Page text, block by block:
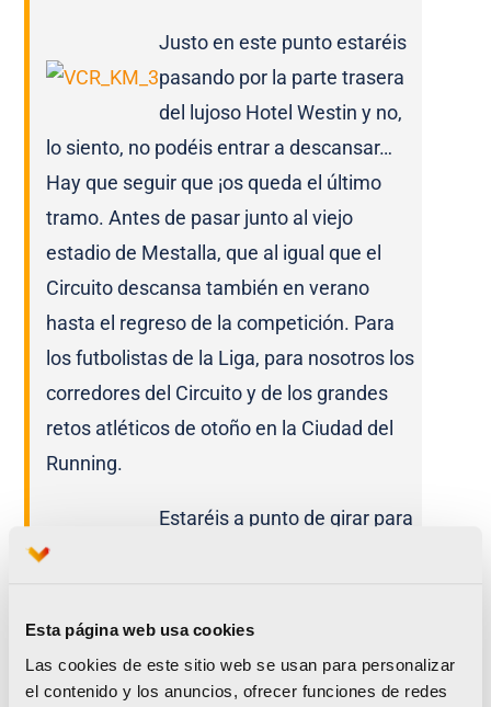
Esta página web usa cookies
Las cookies de este sitio web se usan para personalizar
el contenido y los anuncios, ofrecer funciones de redes
Justo en este punto estaréis
pasando por la parte trasera
del lujoso Hotel Westin y no,
lo siento, no podéis entrar a descansar…
Hay que seguir que ¡os queda el último
tramo. Antes de pasar junto al viejo
estadio de Mestalla, que al igual que el
Circuito descansa también en verano
hasta el regreso de la competición. Para
los futbolistas de la Liga, para nosotros los
corredores del Circuito y de los grandes
retos atléticos de otoño en la Ciudad del
Running.
Estaréis a punto de girar para
pasaréis justo por delante de la puerta de
la antigua Discoteca “Jardines del Real” y
de la también histórica “Distrito 10”… ahí es